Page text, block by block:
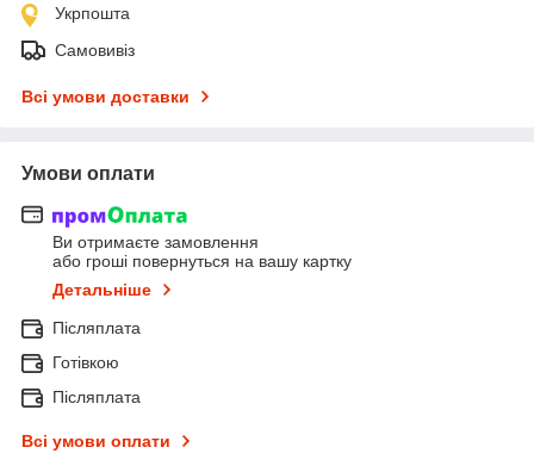
Укрпошта
Самовивіз
Всі умови доставки
Умови оплати
Ви отримаєте замовлення
або гроші повернуться на вашу картку
Детальніше
Післяплата
Готівкою
Післяплата
Всі умови оплати